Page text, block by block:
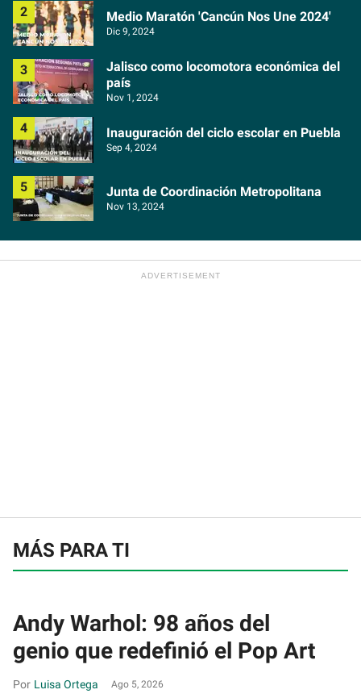
Medio Maratón 'Cancún Nos Une 2024'
Dic 9, 2024
Jalisco como locomotora económica del
país
Nov 1, 2024
Inauguración del ciclo escolar en Puebla
Sep 4, 2024
Junta de Coordinación Metropolitana
Nov 13, 2024
MÁS PARA TI
Andy Warhol: 98 años del
genio que redefinió el Pop Art
Luisa Ortega Ago 5, 2026